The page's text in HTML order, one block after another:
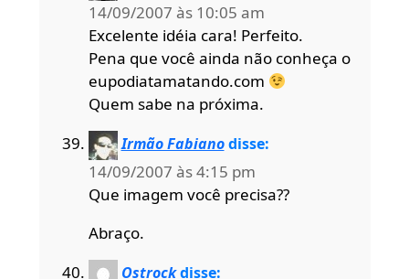
14/09/2007 às 10:05 am
Excelente idéia cara! Perfeito.
Pena que você ainda não conheça o
eupodiatamatando.com
Quem sabe na próxima.
Irmão Fabiano disse:
14/09/2007 às 4:15 pm
Que imagem você precisa??
Abraço.
Ostrock disse: